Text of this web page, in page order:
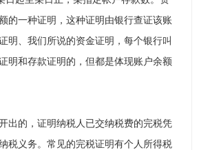
的一种证明，这种证明由银行查证该账
明、我们所说的资金证明，每个银行叫
明和存款证明的，但都是体现账户余额
出的，证明纳税人已交纳税费的完税凭
税义务。常见的完税证明有个人所得税